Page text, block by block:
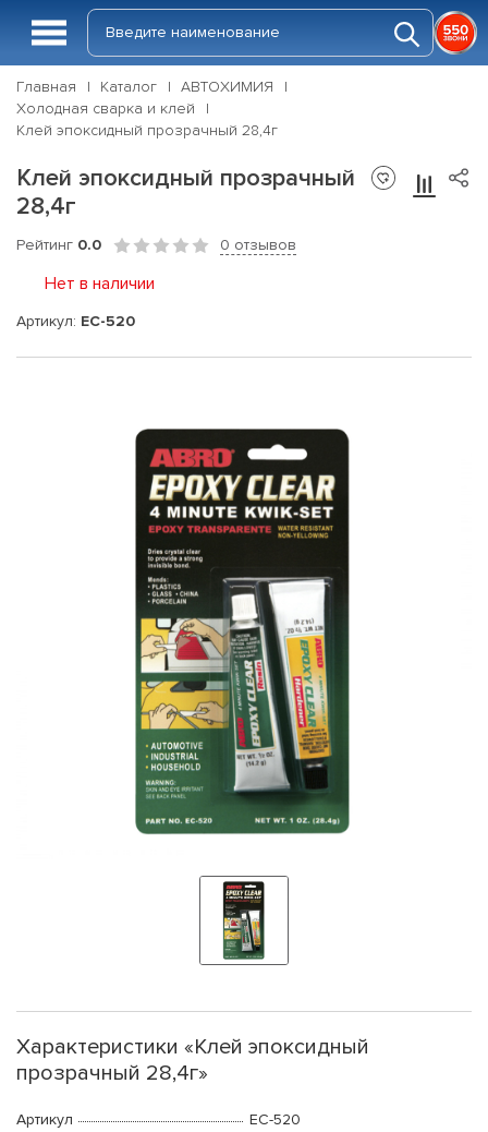
Главная Каталог
АВТОХИМИЯ
Холодная сварка и клей
Клей эпоксидный прозрачный 28,4г
Клей эпоксидный прозрачный
28,4г
Рейтинг 0.0 0 отзывов
Нет в наличии
Артикул: EC-520
Характеристики «Клей эпоксидный
прозрачный 28,4г»
Артикул
EC-520